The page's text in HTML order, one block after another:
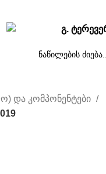
გ.
და კომპონენტები